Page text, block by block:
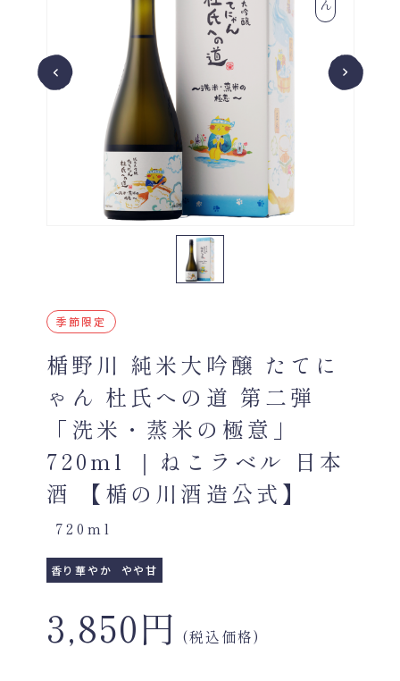
季節限定
楯野川 純米大吟醸 たてに
ゃん 杜氏への道 第二弾
「洗米・蒸米の極意」
720ml ｜ねこラベル 日本
酒 【楯の川酒造公式】
720ml
香り華やか やや甘
3,850円 (税込価格)